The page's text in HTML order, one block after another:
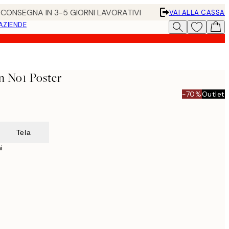
IN 3-5 GIORNI LAVORATIVI
VAI ALLA CASSA
No1 Poster
-70%Outlet
Tela